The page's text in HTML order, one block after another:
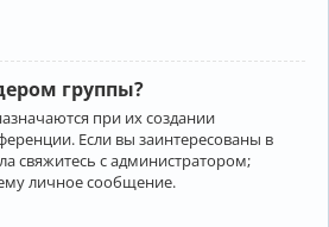
группы?
при их создании
Если вы заинтересованы в
свяжитесь с администратором;
личное сообщение.